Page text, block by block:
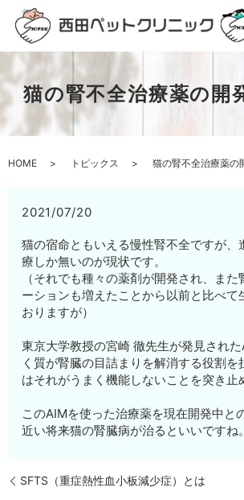
猫の腎不全治療薬の開
HOME トピックス 猫の腎不全治療薬の
2021/07/20
猫の宿命ともいえる慢性腎不全ですが、
療しか無いのが現状です。
（それでも種々の薬剤が開発され、ま
ーションも増えたことから以前と比べて
おりますが）
東京大学教授の宮崎 徹先生が発見され
く質が腎臓の目詰まりを解消する役割を
はそれがうまく機能しないことを突き止
このAIMを使った治療薬を現在開発中と
近い将来猫の腎臓病が治るといいですね。
SFTS（重症熱性血小板減少症）とは